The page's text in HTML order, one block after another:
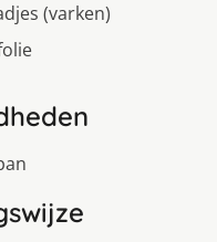
(varken)